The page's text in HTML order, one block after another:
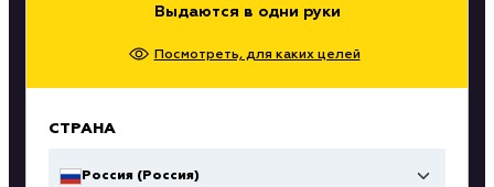
Выдаются в одни руки
Посмотреть, для каких целей
СТРАНА
Россия (Россия)